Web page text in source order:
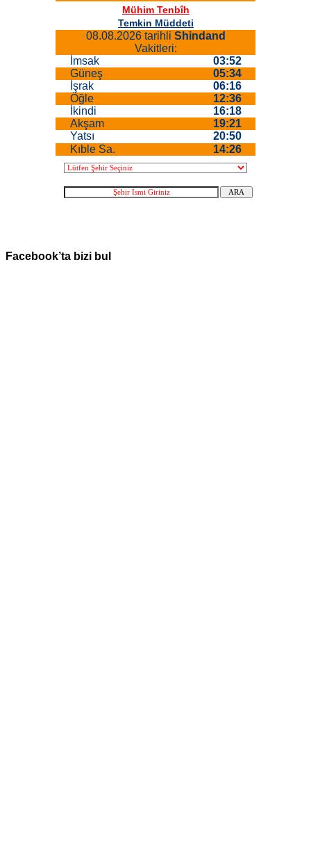
Facebook’ta bizi bul